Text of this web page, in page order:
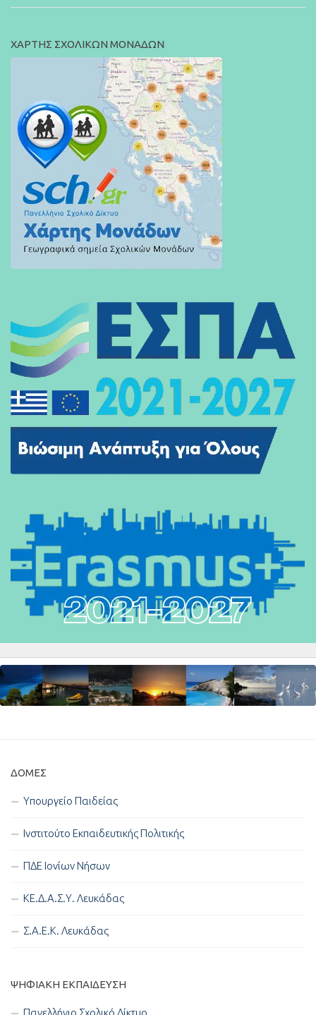
ΧΑΡΤΗΣ ΣΧΟΛΙΚΩΝ ΜΟΝΑΔΩΝ
ΔΟΜΈΣ
Υπουργείο Παιδείας
Ινστιτούτο Εκπαιδευτικής Πολιτικής
ΠΔΕ Ιονίων Νήσων
ΚΕ.Δ.Α.Σ.Υ. Λευκάδας
Σ.Α.Ε.Κ. Λευκάδας
ΨΗΦΙΑΚΉ ΕΚΠΑΊΔΕΥΣΗ
Πανελλήνιο Σχολικό Δίκτυο